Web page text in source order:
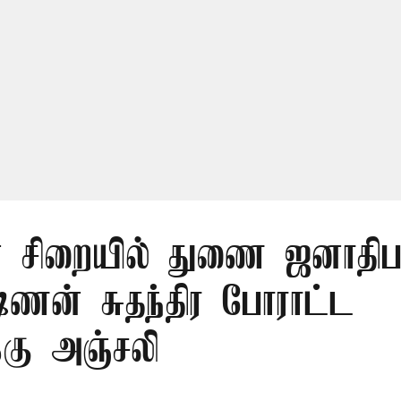
துணை
சுதந்திர போராட்ட
அஞ்சலி